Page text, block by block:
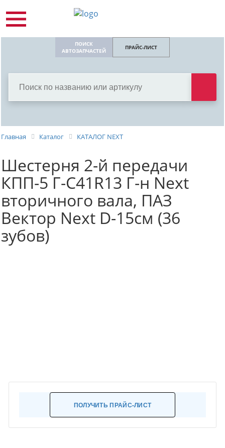
ПОИСК
АВТОЗАПЧАСТЕЙ
ПРАЙС-ЛИСТ
Главная Каталог КАТАЛОГ NEXT
Шестерня 2-й передачи
КПП-5 Г-С41R13 Г-н Next
вторичного вала, ПАЗ
Вектор Next D-15см (36
зубов)
ПОЛУЧИТЬ ПРАЙС-ЛИСТ